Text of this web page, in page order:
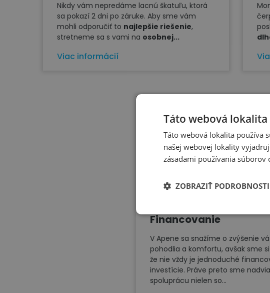
Nikdy vám nepredáme lacnú škatuľu, ktorá
sa pokazí 2 dni po záruke. Aby sme vám
mohli odporučiť to najlepšie riešenie,
stretneme sa s vami na osobnej...
Viac informácií
Financovanie
V Apene sa snažíme o zvýšenie
pohodlia a komfortu, avšak sme
že nie vždy je jednoduché
investície. Práve preto sme
spoluprácu nielen so...
Táto webová
Táto webová lokalita používa
našej webovej lokality
zásadami používania súborov
ZOBRAZIŤ PODROBNOSTI